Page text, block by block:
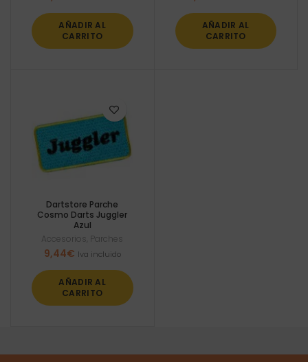
AÑADIR AL
CARRITO
AÑADIR AL
CARRITO
Dartstore Parche
Cosmo Darts Juggler
Azul
Accesorios Parches
9,44€ Iva incluido
AÑADIR AL
CARRITO